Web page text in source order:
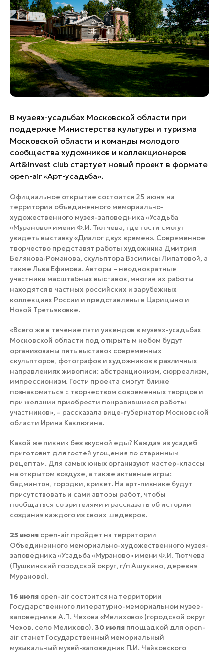
Банные комплексы
Горнолыжные клубы
Спецпроекты
Инвестиционный портал
Федоскинская фабрика
Пикник в Подмосковье
Золотое кольцо России
Инвесторам
Особо охраняемые
природные территории
В музеях-усадьбах Московской области при
поддержке Министерства культуры и туризма
Московской области и команды молодого
сообщества художников и коллекционеров
Art&Invest club стартует новый проект в формате
open-air «Арт-усадьба».
Официальное открытие состоится 25 июня на
территории объединенного мемориально-
художественного музея-заповедника «Усадьба
«Мураново» имени Ф.И. Тютчева, где гости смогут
увидеть выставку «Диалог двух времен». Современное
творчество представят работы художника Дмитрия
Белякова-Романова, скульптора Василисы Липатовой, а
также Льва Ефимова. Авторы – неоднократные
участники масштабных выставок, многие их работы
находятся в частных российских и зарубежных
коллекциях России и представлены в Царицыно и
Новой Третьяковке.
«Всего же в течение пяти уикендов в музеях-усадьбах
Московской области под открытым небом будут
организованы пять выставок современных
скульпторов, фотографов и художников в различных
направлениях живописи: абстракционизм, сюрреализм,
импрессионизм. Гости проекта смогут ближе
познакомиться с творчеством современных творцов и
при желании приобрести понравившиеся работы
участников», – рассказала вице-губернатор Московской
области Ирина Каклюгина.
Какой же пикник без вкусной еды? Каждая из усадеб
приготовит для гостей угощения по старинным
рецептам. Для самых юных организуют мастер-классы
на открытом воздухе, а также активные игры:
бадминтон, городки, крикет. На арт-пикнике будут
присутствовать и сами авторы работ, чтобы
пообщаться со зрителями и рассказать об истории
создания каждого из своих шедевров.
25 июня open-air пройдет на территории
Объединенного мемориально-художественного музея-
заповедника «Усадьба «Мураново» имени Ф.И. Тютчева
(Пушкинский городской округ, г/п Ашукино, деревня
Мураново).
16 июля open-air состоится на территории
Государственного литературно-мемориальном музее-
заповеднике А.П. Чехова «Мелихово» (городской округ
Чехов, село Мелихово). 30 июля площадкой для open-
air станет Государственный мемориальный
музыкальный музей-заповедник П.И. Чайковского